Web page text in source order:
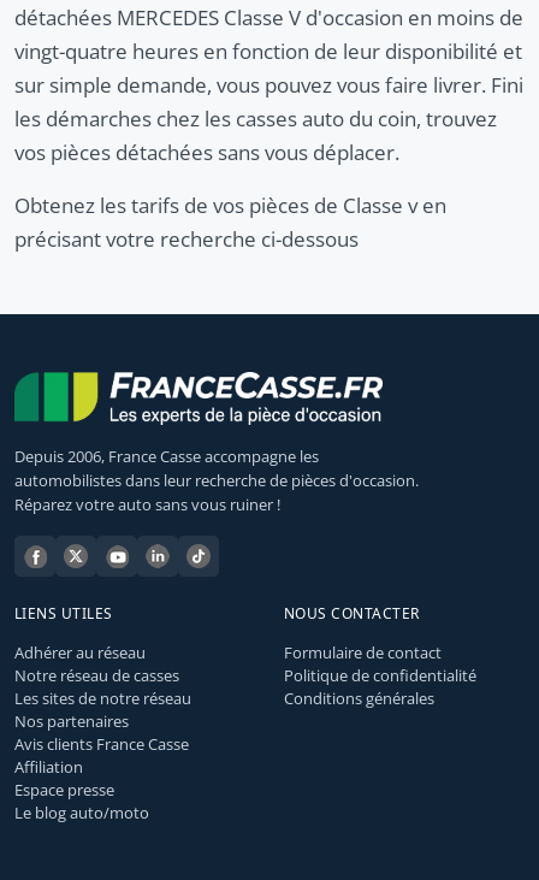
détachées MERCEDES Classe V d'occasion en moins de
vingt-quatre heures en fonction de leur disponibilité et
sur simple demande, vous pouvez vous faire livrer. Fini
les démarches chez les casses auto du coin, trouvez
vos pièces détachées sans vous déplacer.
Obtenez les tarifs de vos pièces de Classe v en
précisant votre recherche ci-dessous
Depuis 2006, France Casse accompagne les
automobilistes dans leur recherche de pièces d'occasion.
Réparez votre auto sans vous ruiner !
LIENS UTILES
Adhérer au réseau
Notre réseau de casses
Les sites de notre réseau
Nos partenaires
Avis clients France Casse
Affiliation
Espace presse
Le blog auto/moto
NOUS CONTACTER
Formulaire de contact
Politique de confidentialité
Conditions générales